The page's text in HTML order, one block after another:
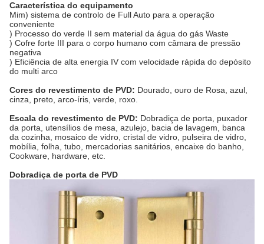
Característica do equipamento
Mim) sistema de controlo de Full Auto para a operação
conveniente
) Processo do verde II sem material da água do gás Waste
) Cofre forte III para o corpo humano com câmara de pressão
negativa
) Eficiência de alta energia IV com velocidade rápida do depósito
do multi arco
Cores do revestimento de PVD: Dourado, ouro de Rosa, azul,
cinza, preto, arco-íris, verde, roxo.
Escala do revestimento de PVD: Dobradiça de porta, puxador
da porta, utensílios de mesa, azulejo, bacia de lavagem, banca
da cozinha, mosaico de vidro, cristal de vidro, pulseira de vidro,
mobília, folha, tubo, mercadorias sanitários, encaixe do banho,
Cookware, hardware, etc.
Dobradiça de porta de PVD